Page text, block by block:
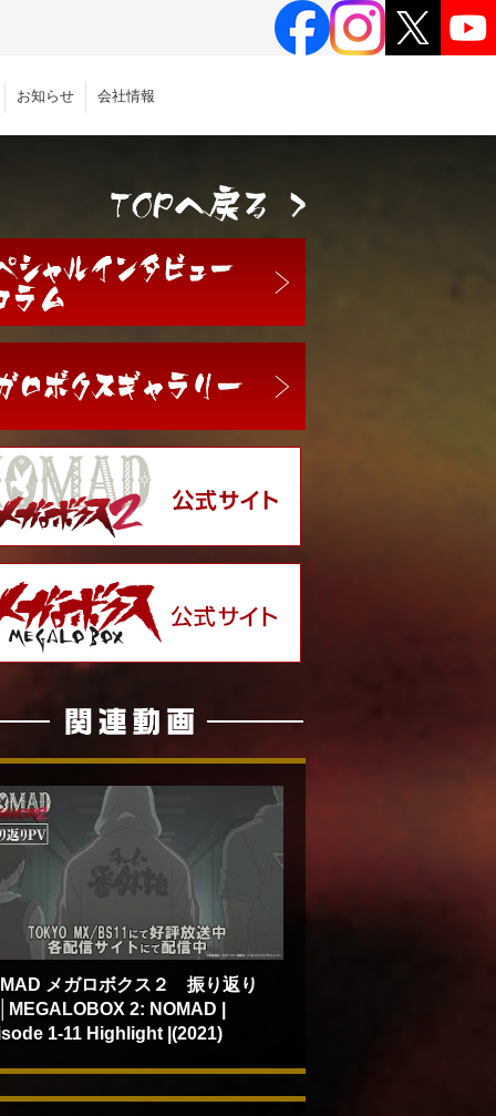
お知らせ 会社情報
メガロボクス２ 振り返り
2: NOMAD |
1-11 Highlight |(2021)